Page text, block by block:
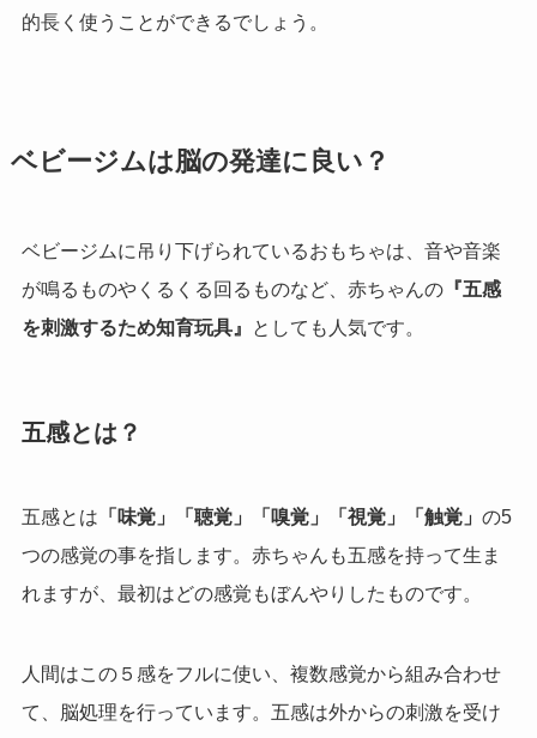
的長く使うことができるでしょう。
ベビージムは脳の発達に良い？
ベビージムに吊り下げられているおもちゃは、音や音楽
が鳴るものやくるくる回るものなど、赤ちゃんの『五感
を刺激するため知育玩具』
としても人気です。
五感とは？
五感とは 「味覚」「聴覚」「嗅覚」「視覚」「触覚」 の5
つの感覚の事を指します。赤ちゃんも五感を持って生ま
れますが、最初はどの感覚もぼんやりしたものです。
人間はこの５感をフルに使い、複数感覚から組み合わせ
て、脳処理を行っています。五感は外からの刺激を受け